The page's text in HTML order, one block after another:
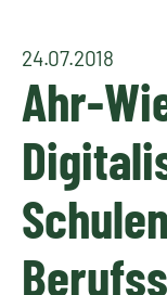
24.07.2018
Ahr-